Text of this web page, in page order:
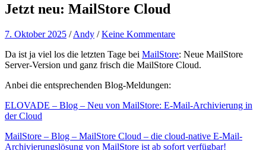
Jetzt neu: MailStore Cloud
7. Oktober 2025 /Andy /Keine Kommentare
Da ist ja viel los die letzten Tage bei MailStore: Neue MailStore
Server-Version und ganz frisch die MailStore Cloud.
Anbei die entsprechenden Blog-Meldungen:
ELOVADE – Blog – Neu von MailStore: E-Mail-Archivierung in
der Cloud
MailStore – Blog – MailStore Cloud – die cloud-native E-Mail-
Archivierungslösung von MailStore ist ab sofort verfügbar!